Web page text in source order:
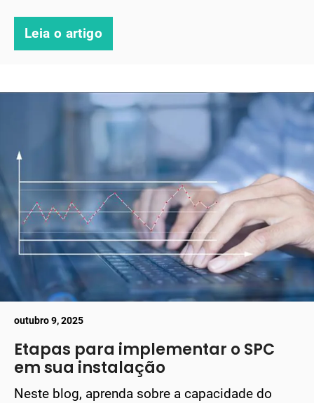
Leia o artigo
outubro 9, 2025
Etapas para implementar o SPC
em sua instalação
Neste blog, aprenda sobre a capacidade do